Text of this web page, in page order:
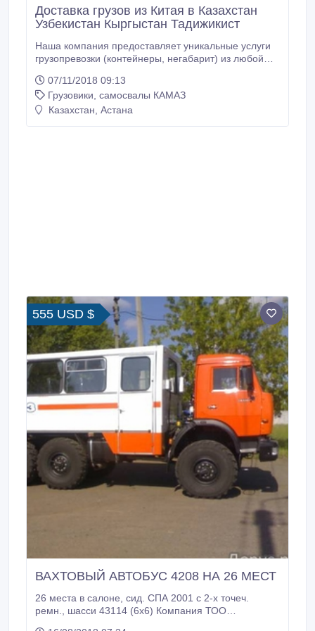
Доставка грузов из Китая в Казахстан
Узбекистан Кыргыстан Тадижикист
Наша компания предоставляет уникальные услуги
грузопревозки (контейнеры, негабарит) из любой
Тадижикистан Туркместан Азербайджан Россия
Моголия Украину Белорусь , если у вас появится
потребность , свяжитесь со мной пожалуйста . С
07/11/2018 09:13
Грузовики, самосвалы КАМАЗ
Казахстан, Астана
555 USD $
ВАХТОВЫЙ АВТОБУС 4208 НА 26 МЕСТ
26 места в салоне, сид. СПА 2001 с 2-х точеч.
ремн., шасси 43114 (6х6) Компания ТОО